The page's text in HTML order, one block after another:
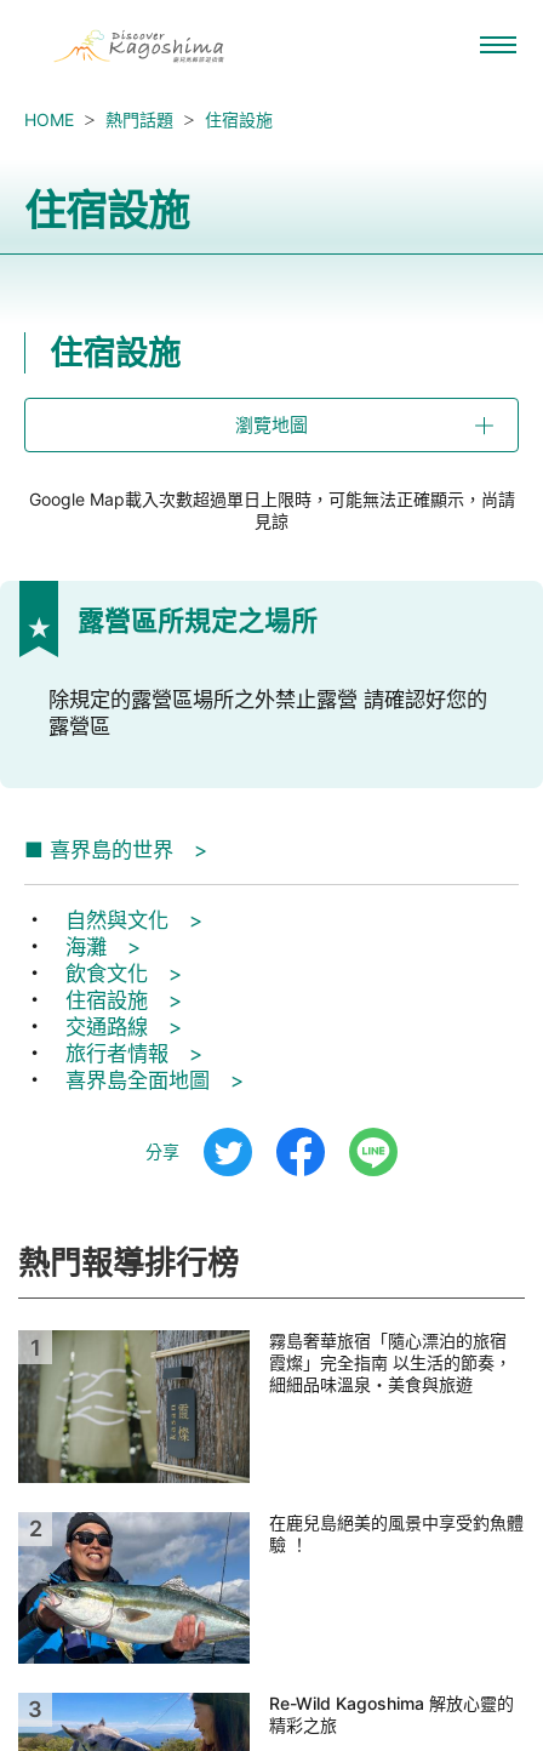
HOME 熱門話題 住宿設施
住宿設施
住宿設施
瀏覽地圖
Google Map載入次數超過單日上限時，可能無法正確顯示，尚請
見諒
露營區所規定之場所
除規定的露營區場所之外禁止露營 請確認好您的
露營區
■ 喜界島的世界 >
・
自然與文化 >
・
海灘 >
・
飲食文化 >
・
住宿設施 >
・
交通路線 >
・
旅行者情報 >
・
喜界島全面地圖 >
分享
熱門報導排行榜
霧島奢華旅宿「隨心漂泊的旅宿
霞燦」完全指南 以生活的節奏，
細細品味溫泉・美食與旅遊
在鹿兒島絕美的風景中享受釣魚體
驗 ！
Re-Wild Kagoshima 解放心靈的
精彩之旅